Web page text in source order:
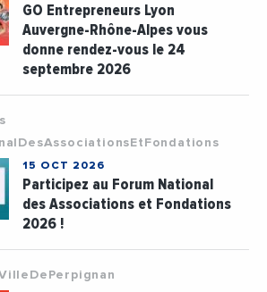
GO Entrepreneurs Lyon
Auvergne-Rhône-Alpes vous
donne rendez-vous le 24
septembre 2026
15 OCT 2026
Participez au Forum National
des Associations et Fondations
2026 !